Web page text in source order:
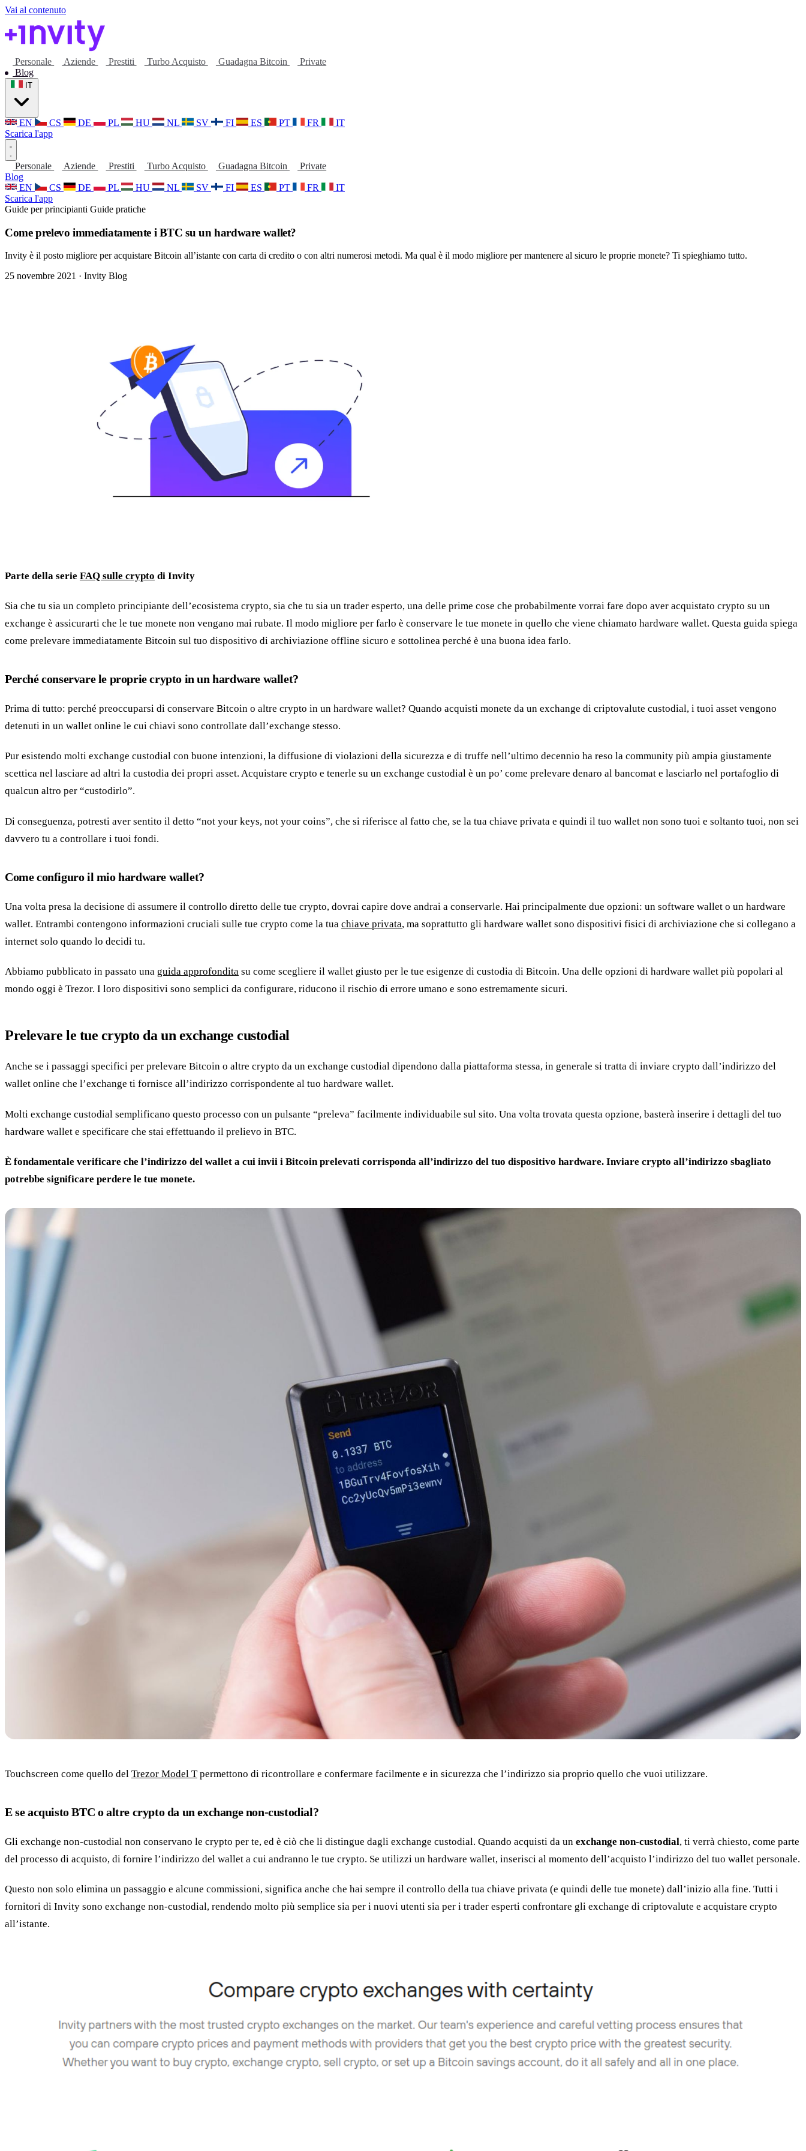
Vai al contenuto
Personale Aziende Prestiti Turbo Acquisto Guadagna Bitcoin
Private
Blog
EN CS DE PL HU NL SV FI ES PT FR
IT
Scarica l'app
Personale Aziende Prestiti Turbo Acquisto Guadagna Bitcoin
Private
Blog
EN
CS DE PL HU NL SV FI ES PT FR
IT
Scarica l'app
Guide per principianti Guide pratiche
Come prelevo immediatamente i BTC su un hardware wallet?
Invity è il posto migliore per acquistare Bitcoin all’istante con carta di credito o con altri numerosi metodi. Ma qual è il modo migliore per mantenere al sicuro le proprie monete? Ti spieghiamo tutto.
25 novembre 2021 · Invity Blog
Parte della serie FAQ sulle crypto di Invity
Sia che tu sia un completo principiante dell’ecosistema crypto, sia che tu sia un trader esperto, una delle prime cose che probabilmente vorrai fare dopo aver acquistato crypto su un
exchange è assicurarti che le tue monete non vengano mai rubate. Il modo migliore per farlo è conservare le tue monete in quello che viene chiamato hardware wallet. Questa guida spiega
come prelevare immediatamente Bitcoin sul tuo dispositivo di archiviazione offline sicuro e sottolinea perché è una buona idea farlo.
Perché conservare le proprie crypto in un hardware wallet?
Prima di tutto: perché preoccuparsi di conservare Bitcoin o altre crypto in un hardware wallet? Quando acquisti monete da un exchange di criptovalute custodial, i tuoi asset vengono
detenuti in un wallet online le cui chiavi sono controllate dall’exchange stesso.
Pur esistendo molti exchange custodial con buone intenzioni, la diffusione di violazioni della sicurezza e di truffe nell’ultimo decennio ha reso la community più ampia giustamente
scettica nel lasciare ad altri la custodia dei propri asset. Acquistare crypto e tenerle su un exchange custodial è un po’ come prelevare denaro al bancomat e lasciarlo nel portafoglio di
qualcun altro per “custodirlo”.
Di conseguenza, potresti aver sentito il detto “not your keys, not your coins”, che si riferisce al fatto che, se la tua chiave privata e quindi il tuo wallet non sono tuoi e soltanto tuoi, non sei
davvero tu a controllare i tuoi fondi.
Come configuro il mio hardware wallet?
Una volta presa la decisione di assumere il controllo diretto delle tue crypto, dovrai capire dove andrai a conservarle. Hai principalmente due opzioni: un software wallet o un hardware
wallet. Entrambi contengono informazioni cruciali sulle tue crypto come la tua chiave privata, ma soprattutto gli hardware wallet sono dispositivi fisici di archiviazione che si collegano a
internet solo quando lo decidi tu.
Abbiamo pubblicato in passato una guida approfondita su come scegliere il wallet giusto per le tue esigenze di custodia di Bitcoin. Una delle opzioni di hardware wallet più popolari al
mondo oggi è Trezor. I loro dispositivi sono semplici da configurare, riducono il rischio di errore umano e sono estremamente sicuri.
Prelevare le tue crypto da un exchange custodial
Anche se i passaggi specifici per prelevare Bitcoin o altre crypto da un exchange custodial dipendono dalla piattaforma stessa, in generale si tratta di inviare crypto dall’indirizzo del
wallet online che l’exchange ti fornisce all’indirizzo corrispondente al tuo hardware wallet.
Molti exchange custodial semplificano questo processo con un pulsante “preleva” facilmente individuabile sul sito. Una volta trovata questa opzione, basterà inserire i dettagli del tuo
hardware wallet e specificare che stai effettuando il prelievo in BTC.
È fondamentale verificare che l’indirizzo del wallet a cui invii i Bitcoin prelevati corrisponda all’indirizzo del tuo dispositivo hardware. Inviare crypto all’indirizzo sbagliato
potrebbe significare perdere le tue monete.
Touchscreen come quello del Trezor Model Tpermettono di ricontrollare e confermare facilmente e in sicurezza che l’indirizzo sia proprio quello che vuoi utilizzare.
E se acquisto BTC o altre crypto da un exchange non-custodial?
Gli exchange non-custodial non conservano le crypto per te, ed è ciò che li distingue dagli exchange custodial. Quando acquisti da un exchange non-custodial, ti verrà chiesto, come parte
del processo di acquisto, di fornire l’indirizzo del wallet a cui andranno le tue crypto. Se utilizzi un hardware wallet, inserisci al momento dell’acquisto l’indirizzo del tuo wallet personale.
Questo non solo elimina un passaggio e alcune commissioni, significa anche che hai sempre il controllo della tua chiave privata (e quindi delle tue monete) dall’inizio alla fine. Tutti i
fornitori di Invity sono exchange non-custodial, rendendo molto più semplice sia per i nuovi utenti sia per i trader esperti confrontare gli exchange di criptovalute e acquistare crypto
all’istante.